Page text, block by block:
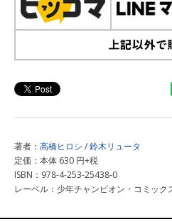
著者： 高橋ヒロシ /鈴木リュータ
定価：本体 630 円+税
ISBN：978-4-253-25438-0
レーベル：少年チャンピオン・コミック